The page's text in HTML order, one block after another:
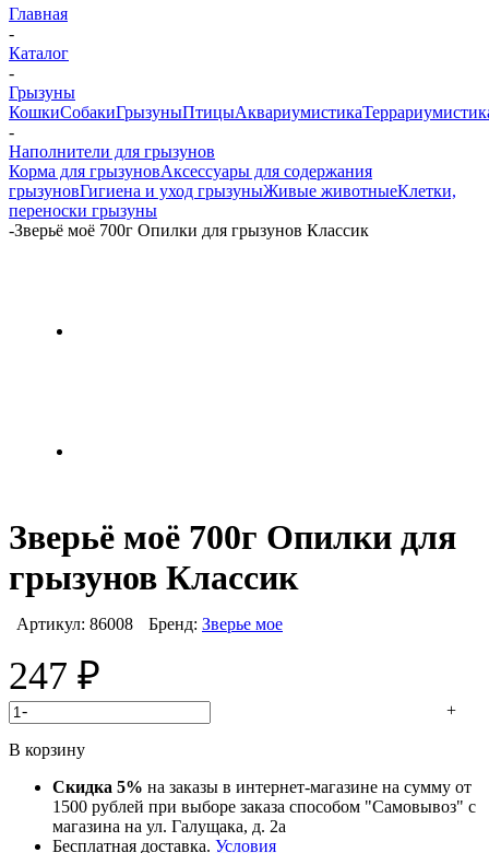
Главная
-
Каталог
-
Грызуны
КошкиСобакиГрызуныПтицыАквариумистика
-
Наполнители для грызунов
Корма для грызуновАксессуары для содержания
грызуновГигиена и уход грызуныЖивые животныеКлетки,
переноски грызуны
-Зверьё моё 700г Опилки для грызунов Классик
Зверьё моё 700г Опилки для
грызунов Классик
Артикул: 86008 Бренд: Зверье мое
247 ₽
- +
В корзину
Скидка 5% на заказы в интернет-магазине на сумму от
1500 рублей при выборе заказа способом "Самовывоз" с
магазина на ул. Галущака, д. 2а
Бесплатная доставка. Условия